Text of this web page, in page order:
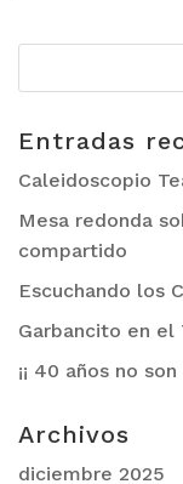
Entradas
Caleidoscopio
Mesa redonda
compartido
Escuchando los
Garbancito en
¡¡ 40 años no
Archivos
diciembre 2025